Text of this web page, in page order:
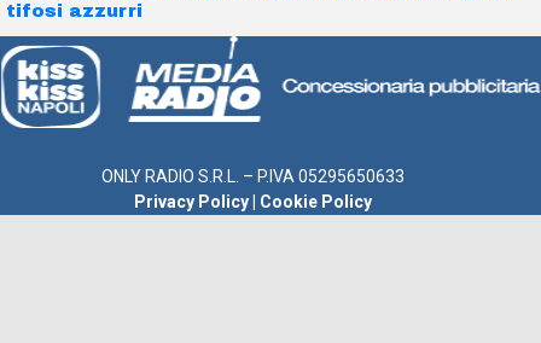
tifosi azzurri
ONLY RADIO S.R.L. – P.IVA 05295650633
Privacy Policy
Cookie Policy